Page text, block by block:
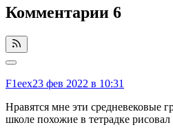
Комментарии 6
F1eex23 фев 2022 в 10:31
Нравятся мне эти средневековые
школе похожие в тетрадке рисовал